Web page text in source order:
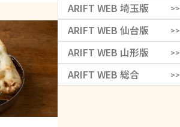
ARIFT WEB 埼玉版 >>
ARIFT WEB 仙台版 >>
ARIFT WEB 山形版 >>
ARIFT WEB 総合 >>